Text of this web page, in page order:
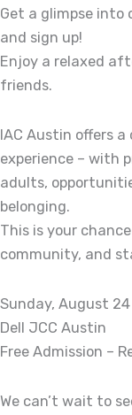
Get a glimpse into
and sign up!
Enjoy a relaxed
friends.
IAC Austin offers
experience – with
adults,
belonging.
This is your
community, and
Sunday, August 24
Dell JCC Austin
Free Admission –
We can’t wait to